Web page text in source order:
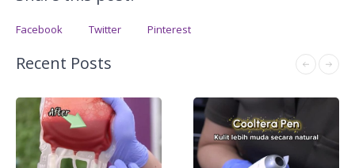
Facebook Twitter Pinterest
Recent Posts